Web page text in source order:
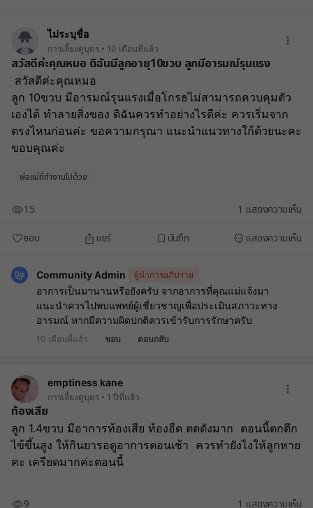
ไม่ระบุชื่อ
การเลี้ยงดูบุตร 10 เดือนที่แล้ว
สวัสดีค่ะคุณหมอ ดิฉันมีลูกอายุ10ขวบ ลูกมีอารมณ์รุนแรง
สวัสดีค่ะคุณหมอ
ลูก 10ขวบ มีอารมณ์รุนแรงเมื่อโกรธไม่สามารถควบคุมตัว
เองได้ ทำลายสิ่งของ ดิฉันควรทำอย่างไรดีค่ะ ควรเริ่มจาก
ตรงไหนก่อนค่ะ ขอความกรุณา แนะนำแนวทางใก้ด้วยนะคะ
ขอบคุณค่ะ
พ่อแม่ที่ทำงานไปด้วย
ชอบ แชร์ บันทึก แสดงความเห็น
15 1 แสดงความเห็น
Community Admin ผู้นำการอภิปราย
อาการเป็นมานานหรือยังครับ จากอาการที่คุณแม่แจ้งมา
แนะนำควรไปพบแพทย์ผู้เชี่ยวชาญเพื่อประเมินสภาวะทาง
อารมณ์ หากมีความผิดปกติควรเข้ารับการรักษาครับ
10 เดือนที่แล้ว ชอบ ตอบกลับ
emptiness kane
การเลี้ยงดูบุตร 1 ปีที่แล้ว
ท้องเสีย
ลูก​ 1.4ขวบ​ มีอาการท้องเสีย​ ท้องอืด​ ตดดังมาก​  ตอนนี้ตกดึก
ไข้ขึ้นสูง​ ให้กินยารอดูอาการตอนเช้า​  ควรทำยังไงให้ลูกหาย
คะ​ เครียดมากค่ะตอนนี้
9 1 แสดงความเห็น